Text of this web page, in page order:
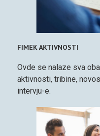
FIMEK AKTIVNOSTI
Ovde se nalaze sva
aktivnosti, tribine,
intervju-e.